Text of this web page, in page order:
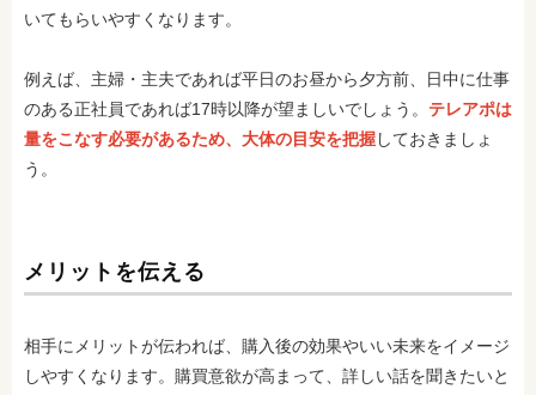
いてもらいやすくなります。
例えば、主婦・主夫であれば平日のお昼から夕方前、日中に仕事
のある正社員であれば17時以降が望ましいでしょう。 テレアポは
量をこなす必要があるため、大体の目安を把握しておきましょ
う。
メリットを伝える
相手にメリットが伝われば、購入後の効果やいい未来をイメージ
しやすくなります。購買意欲が高まって、詳しい話を聞きたいと